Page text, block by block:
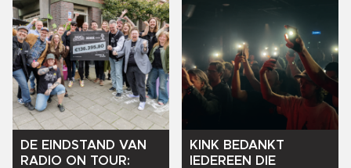
DE EINDSTAND VAN
RADIO ON TOUR:
KINK BEDANKT
IEDEREEN
DIE